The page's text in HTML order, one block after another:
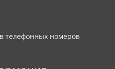
телефонных номеров